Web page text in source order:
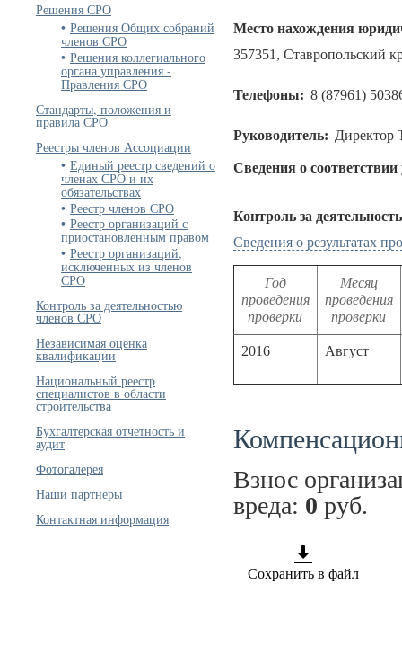
Решения СРО
Решения Общих собраний
членов СРО
Решения коллегиального
органа управления -
Правления СРО
Стандарты, положения и
правила СРО
Реестры членов Ассоциации
Единый реестр сведений о
членах СРО и их
обязательствах
Реестр членов СРО
Реестр организаций с
приостановленным правом
Реестр организаций,
исключенных из членов
СРО
Контроль за деятельностью
членов СРО
Независимая оценка
квалификации
Национальный реестр
специалистов в области
строительства
Бухгалтерская отчетность и
аудит
Фотогалерея
Наши партнеры
Контактная информация
Место нахождения
357351, Ставропольский
Телефоны: 8 (87961)
Руководитель: Директор
Сведения о
Контроль за
Сведения о результатах
Год
проведения
проверки
Месяц
проведения
проверки
2016 Август
Взнос
вреда: 0 руб.
Сохранить в файл